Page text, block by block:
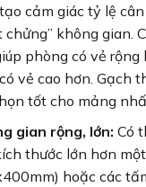
cảm giác tỷ lệ
chửng” không gian.
phòng có vẻ rộng
vẻ cao hơn. Gạch
tốt cho mảng
gian rộng, lớn: Có
thước lớn hơn
hoặc các